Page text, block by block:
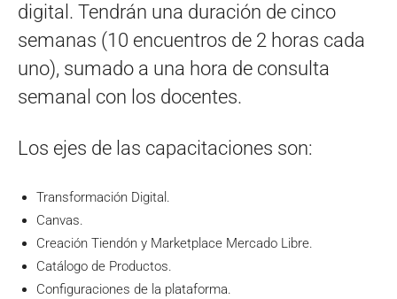
digital. Tendrán una duración de cinco
semanas (10 encuentros de 2 horas cada
uno), sumado a una hora de consulta
semanal con los docentes.
Los ejes de las capacitaciones son:
Transformación Digital.
Canvas.
Creación Tiendón y Marketplace Mercado Libre.
Catálogo de Productos.
Configuraciones de la plataforma.